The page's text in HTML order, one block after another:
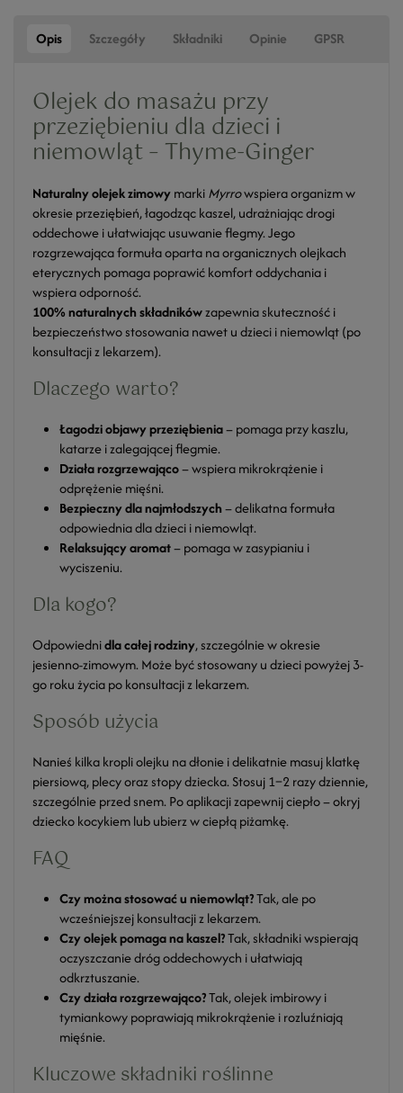
Opis Szczegóły Składniki Opinie GPSR
Olejek do masażu przy
przeziębieniu dla dzieci i
niemowląt – Thyme-Ginger
Naturalny olejek zimowymarkiMyrrowspiera organizm w
okresie przeziębień, łagodząc kaszel, udrażniając drogi
oddechowe i ułatwiając usuwanie flegmy. Jego
rozgrzewająca formuła oparta na organicznych olejkach
eterycznych pomaga poprawić komfort oddychania i
wspiera odporność.
100% naturalnych składnikówzapewnia skuteczność i
bezpieczeństwo stosowania nawet u dzieci i niemowląt (po
konsultacji z lekarzem).
Dlaczego warto?
Łagodzi objawy przeziębienia– pomaga przy kaszlu,
katarze i zalegającej flegmie.
Działa rozgrzewająco– wspiera mikrokrążenie i
odprężenie mięśni.
Bezpieczny dla najmłodszych– delikatna formuła
odpowiednia dla dzieci i niemowląt.
Relaksujący aromat– pomaga w zasypianiu i
wyciszeniu.
Dla kogo?
Odpowiednidla całej rodziny, szczególnie w okresie
jesienno-zimowym. Może być stosowany u dzieci powyżej 3-
go roku życia po konsultacji z lekarzem.
Sposób użycia
Nanieś kilka kropli olejku na dłonie i delikatnie masuj klatkę
piersiową, plecy oraz stopy dziecka. Stosuj 1–2 razy dziennie,
szczególnie przed snem. Po aplikacji zapewnij ciepło – okryj
dziecko kocykiem lub ubierz w ciepłą piżamkę.
FAQ
Czy można stosować u niemowląt?Tak, ale po
wcześniejszej konsultacji z lekarzem.
Czy olejek pomaga na kaszel?Tak, składniki wspierają
oczyszczanie dróg oddechowych i ułatwiają
odkrztuszanie.
Czy działa rozgrzewająco?Tak, olejek imbirowy i
tymiankowy poprawiają mikrokrążenie i rozluźniają
mięśnie.
Kluczowe składniki roślinne